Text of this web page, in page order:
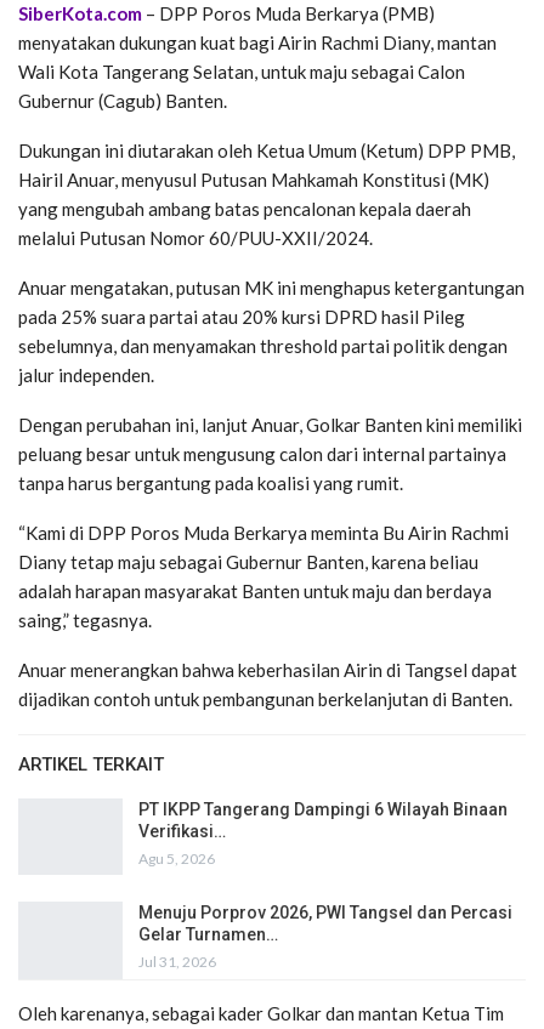
SiberKota.com – DPP Poros Muda Berkarya (PMB)
menyatakan dukungan kuat bagi Airin Rachmi Diany, mantan
Wali Kota Tangerang Selatan, untuk maju sebagai Calon
Gubernur (Cagub) Banten.
Dukungan ini diutarakan oleh Ketua Umum (Ketum) DPP PMB,
Hairil Anuar, menyusul Putusan Mahkamah Konstitusi (MK)
yang mengubah ambang batas pencalonan kepala daerah
melalui Putusan Nomor 60/PUU-XXII/2024.
Anuar mengatakan, putusan MK ini menghapus ketergantungan
pada 25% suara partai atau 20% kursi DPRD hasil Pileg
sebelumnya, dan menyamakan threshold partai politik dengan
jalur independen.
Dengan perubahan ini, lanjut Anuar, Golkar Banten kini memiliki
peluang besar untuk mengusung calon dari internal partainya
tanpa harus bergantung pada koalisi yang rumit.
“Kami di DPP Poros Muda Berkarya meminta Bu Airin Rachmi
Diany tetap maju sebagai Gubernur Banten, karena beliau
adalah harapan masyarakat Banten untuk maju dan berdaya
saing,” tegasnya.
Anuar menerangkan bahwa keberhasilan Airin di Tangsel dapat
dijadikan contoh untuk pembangunan berkelanjutan di Banten.
ARTIKEL TERKAIT
PT IKPP Tangerang Dampingi 6 Wilayah Binaan
Verifikasi…
Agu 5, 2026
Menuju Porprov 2026, PWI Tangsel dan Percasi
Gelar Turnamen…
Jul 31, 2026
Oleh karenanya, sebagai kader Golkar dan mantan Ketua Tim